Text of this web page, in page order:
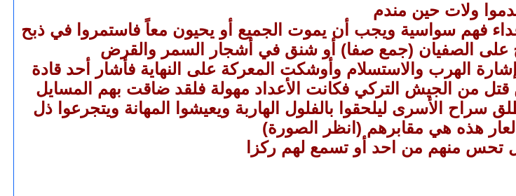
ولات حين مندم
فهم سواسية ويجب أن يموت الجميع أو يحيون معاً فاستمروا في ذبح
على الصفيان (جمع صفا) أو شنق في أشجار السمر والقرض
الهرب والاستسلام وأوشكت المعركة على النهاية فأشار أحد قادة
قتل من الجيش التركي فكانت الأعداد مهولة فلقد ضاقت بهم المسايل
الأسرى ليلحقوا بالفلول الهاربة ويعيشوا المهانة ويتجرعوا ذل
هذه هي مقابرهم (انظر الصورة)
تحس منهم من احد أو تسمع لهم ركزا